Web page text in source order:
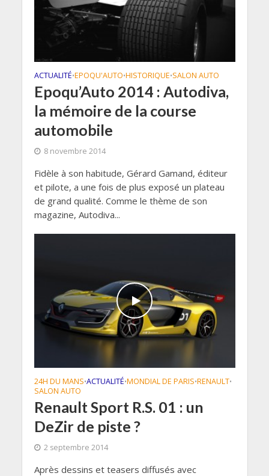
ACTUALITÉ•EPOQU'AUTO•HISTORIQUE•SALON AUTO
Epoqu’Auto 2014 : Autodiva,
la mémoire de la course
automobile
8 novembre 2014
Fidèle à son habitude, Gérard Gamand, éditeur
et pilote, a une fois de plus exposé un plateau
de grand qualité. Comme le thème de son
magazine, Autodiva...
24H DU MANS•ACTUALITÉ•MONDIAL DE PARIS•RENAULT•
SALON AUTO
Renault Sport R.S. 01 : un
DeZir de piste ?
2 septembre 2014
Après dessins et teasers diffusés avec